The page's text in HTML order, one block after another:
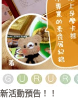
新活動預告！！